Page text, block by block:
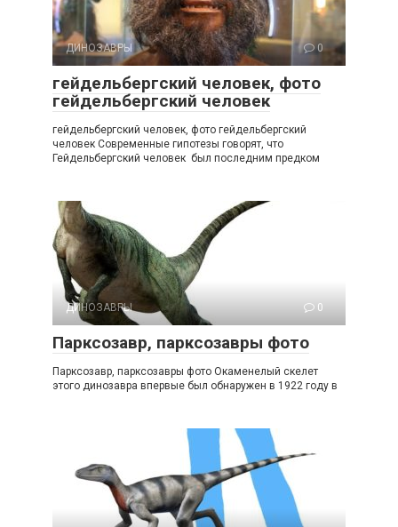
ДИНОЗАВРЫ 0
гейдельбергский человек, фото
гейдельбергский человек
гейдельбергский человек, фото гейдельбергский
человек Современные гипотезы говорят, что
Гейдельбергский человек был последним предком
ДИНОЗАВРЫ 0
Парксозавр, парксозавры фото
Парксозавр, парксозавры фото Окаменелый скелет
этого динозавра впервые был обнаружен в 1922 году в